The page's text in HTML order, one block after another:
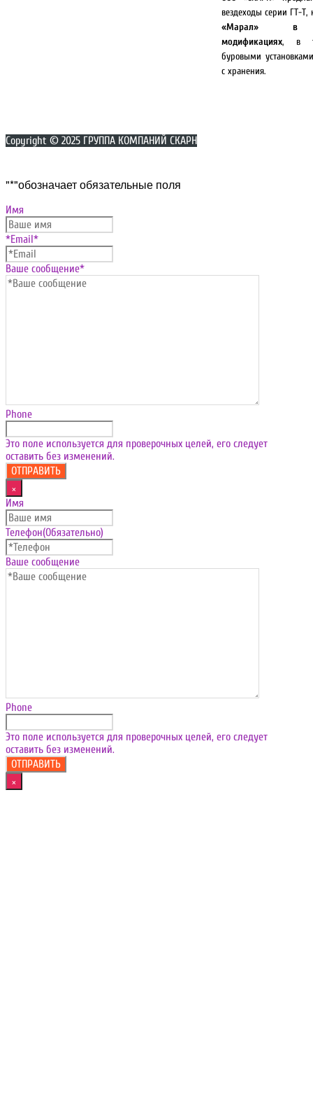
вездеходы серии ГТ-Т,
«Марал» в
модификациях, в
буровыми
с хранения.
Copyright © 2025 ГРУППА КОМПАНИЙ СКАРН
вверх
"*"обозначает обязательные поля
Имя
*Email*
Ваше сообщение*
Phone
Это поле используется для проверочных целей, его следует
оставить без изменений.
×
Имя
Телефон(Обязательно)
Ваше сообщение
Phone
Это поле используется для проверочных целей, его следует
оставить без изменений.
×